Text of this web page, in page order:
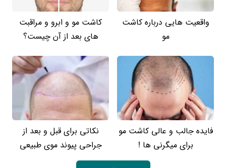
واقعیت هایی درباره کاشت
مو
کاشت مو و ابرو و مراقبت
های بعد از آن چیست؟
فایده جالب و عالی کاشت مو
برای میگرنی ها !
نکاتی برای قبل و بعد از
جراحی پیوند موی طبیعی